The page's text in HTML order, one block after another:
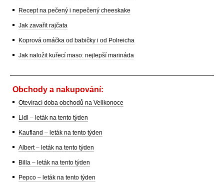
Recept na pečený i nepečený cheeskake
Jak zavařit rajčata
Koprová omáčka od babičky i od Polreicha
Jak naložit kuřecí maso: nejlepší marináda
Obchody a nakupování:
Otevírací doba obchodů na Velikonoce
Lidl – leták na tento týden
Kaufland – leták na tento týden
Albert – leták na tento týden
Billa – leták na tento týden
Pepco – leták na tento týden